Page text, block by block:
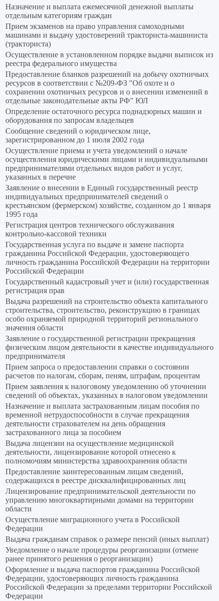
Назначение и выплата ежемесячной денежной выплаты
отдельным категориям граждан
Прием экзаменов на право управления самоходными
машинами и выдачу удостоверений тракториста-машиниста
(тракториста)
Осуществление в установленном порядке выдачи выписок из
реестра федерального имущества
Предоставление бланков разрешений на добычу охотничьих
ресурсов в соответствии с №209-ФЗ "Об охоте и о
сохранении охотничьих ресурсов и о внесении изменений в
отдельные законодательные акты РФ" ЮЛ
Определение остаточного ресурса поднадзорных машин и
оборудования по запросам владельцев
Сообщение сведений о юридическом лице,
зарегистрированном до 1 июля 2002 года
Осуществление приема и учета уведомлений о начале
осуществления юридическими лицами и индивидуальными
предпринимателями отдельных видов работ и услуг,
указанных в перечне
Заявление о внесении в Единый государственный реестр
индивидуальных предпринимателей сведений о
крестьянском (фермерском) хозяйстве, созданном до 1 января
1995 года
Регистрация центров технического обслуживания
контрольно-кассовой техники
Государственная услуга по выдаче и замене паспорта
гражданина Российской Федерации, удостоверяющего
личность гражданина Российской Федерации на территории
Российской Федерации
Государственный кадастровый учет и (или) государственная
регистрация прав
Выдача разрешений на строительство объекта капитального
строительства, строительство, реконструкцию в границах
особо охраняемой природной территорий регионального
значения области
Заявление о государственной регистрации прекращения
физическим лицом деятельности в качестве индивидуального
предпринимателя
Прием запроса о предоставлении справки о состоянии
расчетов по налогам, сборам, пеням, штрафам, процентам
Прием заявления к налоговому уведомлению об уточнении
сведений об объектах, указанных в налоговом уведомлении
Назначение и выплата застрахованным лицам пособия по
временной нетрудоспособности в случае прекращения
деятельности страхователем на день обращения
застрахованного лица за пособием
Выдача лицензии на осуществление медицинской
деятельности, лицензирование которой отнесено к
полномочиям министерства здравоохранения области
Предоставление заинтересованным лицам сведений,
содержащихся в реестре дисквалифицированных лиц
Лицензирование предпринимательской деятельности по
управлению многоквартирными домами на территории
области
Осуществление миграционного учета в Российской
Федерации
Выдача гражданам справок о размере пенсий (иных выплат)
Уведомление о начале процедуры реорганизации (отмене
ранее принятого решения о реорганизации)
Оформление и выдача паспортов гражданина Российской
Федерации, удостоверяющих личность гражданина
Российской Федерации за пределами территории Российской
Федерации